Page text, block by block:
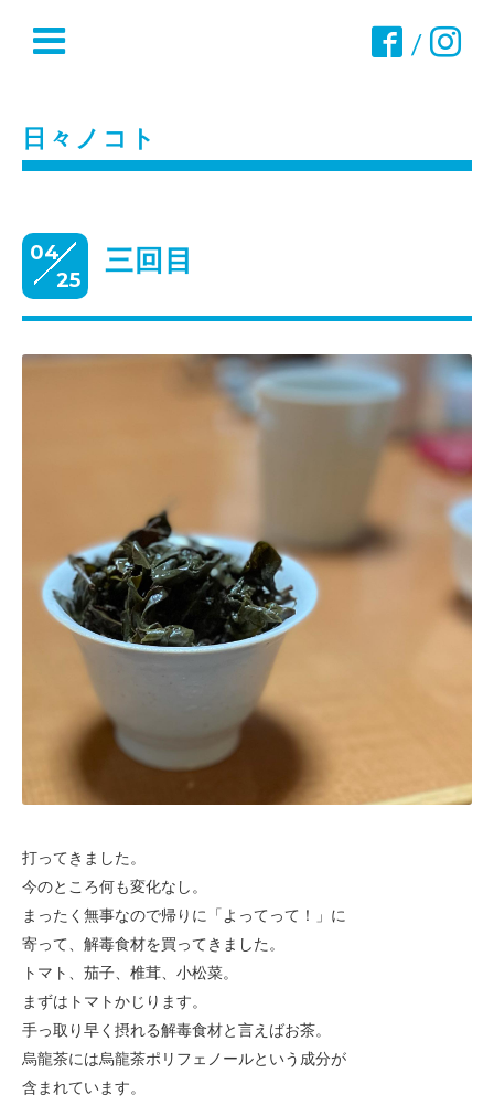
/
日々ノコト
04
25
三回目
打ってきました。
今のところ何も変化なし。
まったく無事なので帰りに「よってって！」に
寄って、 解毒食材を買ってきました。
トマト、茄子、椎茸、小松菜。
まずはトマトかじります。
手っ取り早く摂れる解毒食材と言えばお茶。
烏龍茶には烏龍茶ポリフェノールという成分が
含まれています。